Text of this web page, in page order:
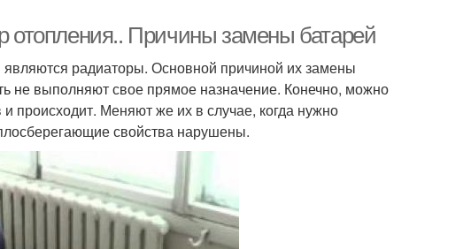
отопления.. Причины замены батарей
радиаторы. Основной причиной их замены
не выполняют свое прямое назначение. Конечно, можно
происходит. Меняют же их в случае, когда нужно
свойства нарушены.